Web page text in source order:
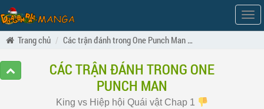
Hiện
Trang chủ
Các trận đánh trong One Punch Man
CÁC TRẬN ĐÁNH TRONG ONE
PUNCH MAN
King vs Hiệp hội Quái vật Chap 1